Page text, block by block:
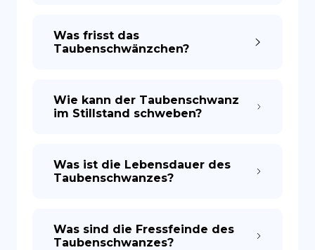
Was frisst das
Taubenschwänzchen?
Wie kann der Taubenschwanz
im Stillstand schweben?
Was ist die Lebensdauer des
Taubenschwanzes?
Was sind die Fressfeinde des
Taubenschwanzes?